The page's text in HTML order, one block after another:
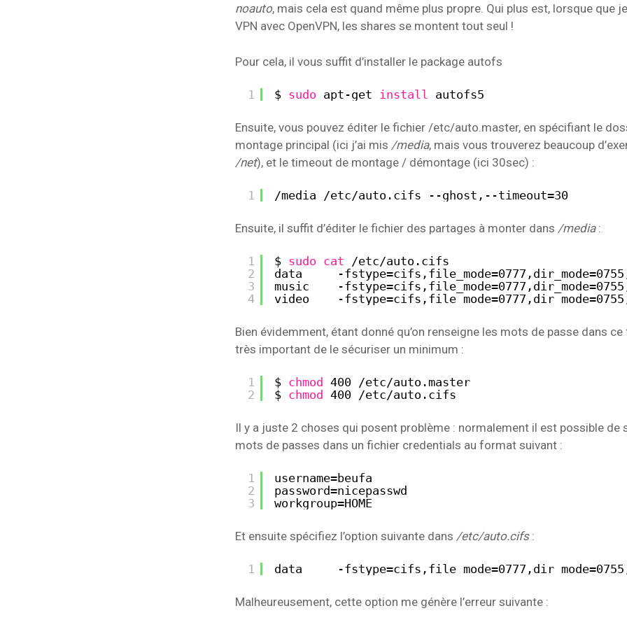
Upload WebApplisWebMail Windows
noauto, mais cela est quand même plus propre. Qui plus est, lorsque que
VPN avec OpenVPN, les shares se montent tout seul !
Pour cela, il vous suffit d’installer le package autofs
1 $ sudo apt-get install autofs5
Ensuite, vous pouvez éditer le fichier /etc/auto.master, en spécifiant le
montage principal (ici j’ai mis /media, mais vous trouverez beaucoup
/net), et le timeout de montage / démontage (ici 30sec) :
1 /media /etc/auto .cifs --ghost,--timeout=30
Ensuite, il suffit d’éditer le fichier des partages à monter dans /media:
1
2
3
4
$ sudo cat /etc/auto .cifs
data     -
music    -
video    -
Bien évidemment, étant donné qu’on renseigne les mots de passe dans
très important de le sécuriser un minimum :
1
2
$ chmod 400 /etc/auto .master
$ chmod 400 /etc/auto .cifs
Il y a juste 2 choses qui posent problème : normalement il est possible de
mots de passes dans un fichier credentials au format suivant :
1
2
3
username=beufa
password=nicepasswd
workgroup=HOME
Et ensuite spécifiez l’option suivante dans /etc/auto.cifs:
1 data     -
Malheureusement, cette option me génère l’erreur suivante :